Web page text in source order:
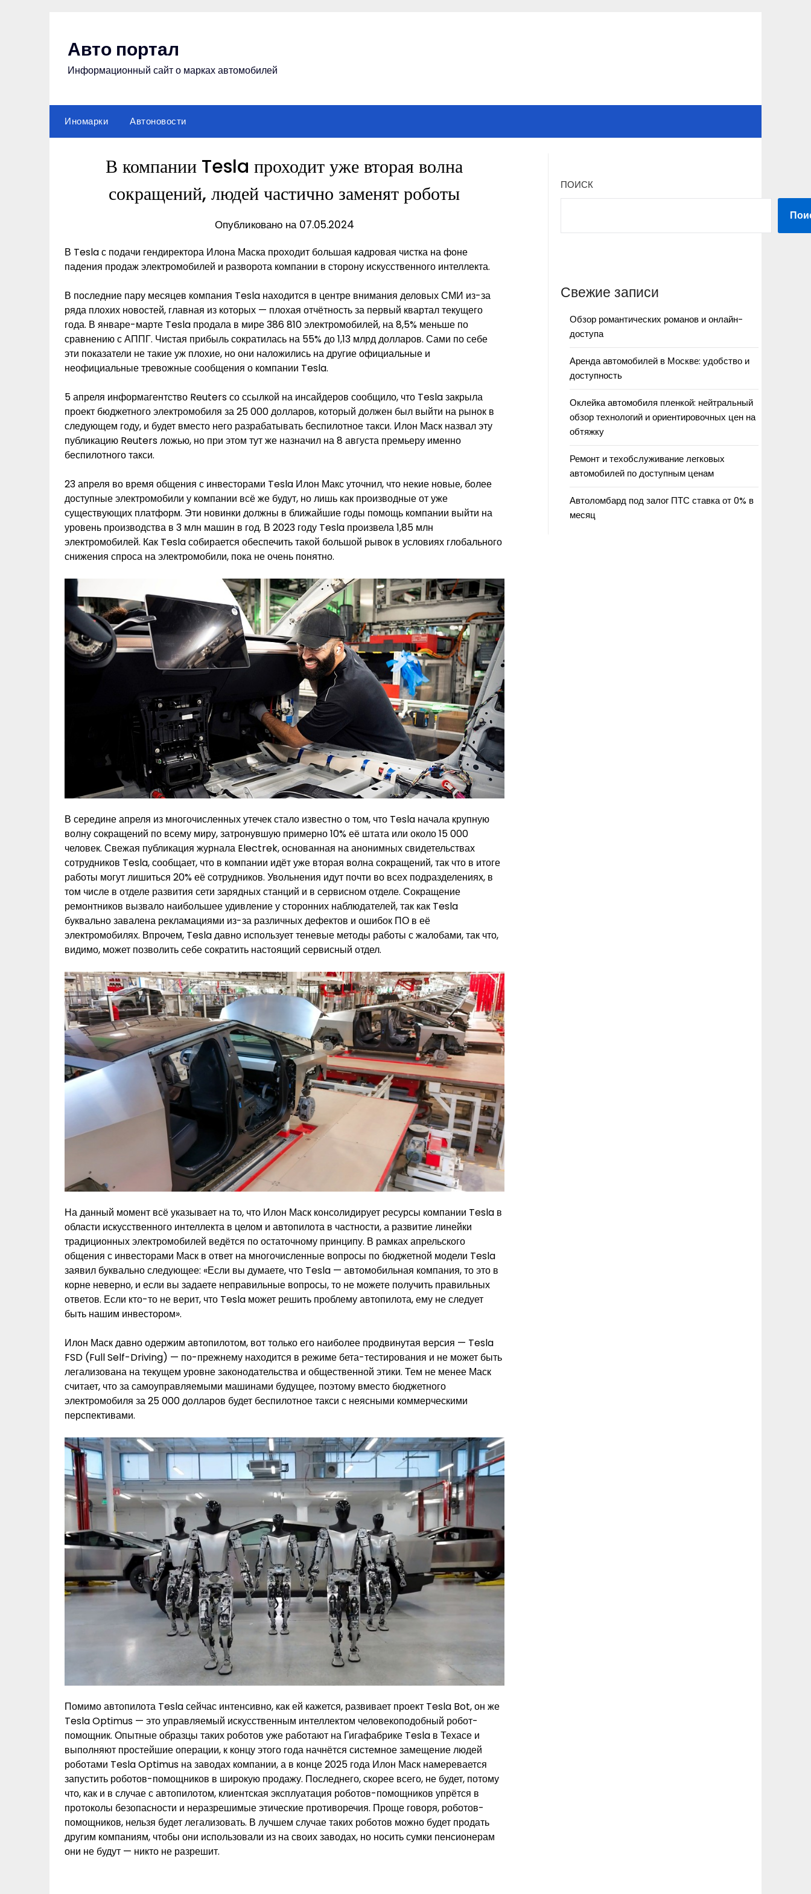
Авто портал
Информационный сайт о марках автомобилей
Иномарки Автоновости
В компании Tesla проходит уже вторая волна
сокращений, людей частично заменят роботы
Опубликовано на 07.05.2024
В Tesla с подачи гендиректора Илона Маска проходит большая кадровая чистка на фоне
падения продаж электромобилей и разворота компании в сторону искусственного интеллекта.
В последние пару месяцев компания Tesla находится в центре внимания деловых СМИ из-за
ряда плохих новостей, главная из которых — плохая отчётность за первый квартал текущего
года. В январе-марте Tesla продала в мире 386 810 электромобилей, на 8,5% меньше по
сравнению с АППГ. Чистая прибыль сократилась на 55% до 1,13 млрд долларов. Сами по себе
эти показатели не такие уж плохие, но они наложились на другие официальные и
неофициальные тревожные сообщения о компании Tesla.
5 апреля информагентство Reuters со ссылкой на инсайдеров сообщило, что Tesla закрыла
проект бюджетного электромобиля за 25 000 долларов, который должен был выйти на рынок в
следующем году, и будет вместо него разрабатывать беспилотное такси. Илон Маск назвал эту
публикацию Reuters ложью, но при этом тут же назначил на 8 августа премьеру именно
беспилотного такси.
23 апреля во время общения с инвесторами Tesla Илон Макс уточнил, что некие новые, более
доступные электромобили у компании всё же будут, но лишь как производные от уже
существующих платформ. Эти новинки должны в ближайшие годы помощь компании выйти на
уровень производства в 3 млн машин в год. В 2023 году Tesla произвела 1,85 млн
электромобилей. Как Tesla собирается обеспечить такой большой рывок в условиях глобального
снижения спроса на электромобили, пока не очень понятно.
В середине апреля из многочисленных утечек стало известно о том, что Tesla начала крупную
волну сокращений по всему миру, затронувшую примерно 10% её штата или около 15 000
человек. Свежая публикация журнала Electrek, основанная на анонимных свидетельствах
сотрудников Tesla, сообщает, что в компании идёт уже вторая волна сокращений, так что в итоге
работы могут лишиться 20% её сотрудников. Увольнения идут почти во всех подразделениях, в
том числе в отделе развития сети зарядных станций и в сервисном отделе. Сокращение
ремонтников вызвало наибольшее удивление у сторонних наблюдателей, так как Tesla
буквально завалена рекламациями из-за различных дефектов и ошибок ПО в её
электромобилях. Впрочем, Tesla давно использует теневые методы работы с жалобами, так что,
видимо, может позволить себе сократить настоящий сервисный отдел.
На данный момент всё указывает на то, что Илон Маск консолидирует ресурсы компании Tesla в
области искусственного интеллекта в целом и автопилота в частности, а развитие линейки
традиционных электромобилей ведётся по остаточному принципу. В рамках апрельского
общения с инвесторами Маск в ответ на многочисленные вопросы по бюджетной модели Tesla
заявил буквально следующее: «Если вы думаете, что Tesla — автомобильная компания, то это в
корне неверно, и если вы задаете неправильные вопросы, то не можете получить правильных
ответов. Если кто-то не верит, что Tesla может решить проблему автопилота, ему не следует
быть нашим инвестором».
Илон Маск давно одержим автопилотом, вот только его наиболее продвинутая версия — Tesla
FSD (Full Self-Driving) — по-прежнему находится в режиме бета-тестирования и не может быть
легализована на текущем уровне законодательства и общественной этики. Тем не менее Маск
считает, что за самоуправляемыми машинами будущее, поэтому вместо бюджетного
электромобиля за 25 000 долларов будет беспилотное такси с неясными коммерческими
перспективами.
Помимо автопилота Tesla сейчас интенсивно, как ей кажется, развивает проект Tesla Bot, он же
Tesla Optimus — это управляемый искусственным интеллектом человекоподобный робот-
помощник. Опытные образцы таких роботов уже работают на Гигафабрике Tesla в Техасе и
выполняют простейшие операции, к концу этого года начнётся системное замещение людей
роботами Tesla Optimus на заводах компании, а в конце 2025 года Илон Маск намеревается
запустить роботов-помощников в широкую продажу. Последнего, скорее всего, не будет, потому
что, как и в случае с автопилотом, клиентская эксплуатация роботов-помощников упрётся в
протоколы безопасности и неразрешимые этические противоречия. Проще говоря, роботов-
помощников, нельзя будет легализовать. В лучшем случае таких роботов можно будет продать
другим компаниям, чтобы они использовали из на своих заводах, но носить сумки пенсионерам
они не будут — никто не разрешит.
ПОИСК
Свежие записи
Обзор романтических романов и онлайн-
доступа
Аренда автомобилей в Москве: удобство и
доступность
Оклейка автомобиля пленкой: нейтральный
обзор технологий и ориентировочных цен на
обтяжку
Ремонт и техобслуживание легковых
автомобилей по доступным ценам
Автоломбард под залог ПТС ставка от 0% в
месяц